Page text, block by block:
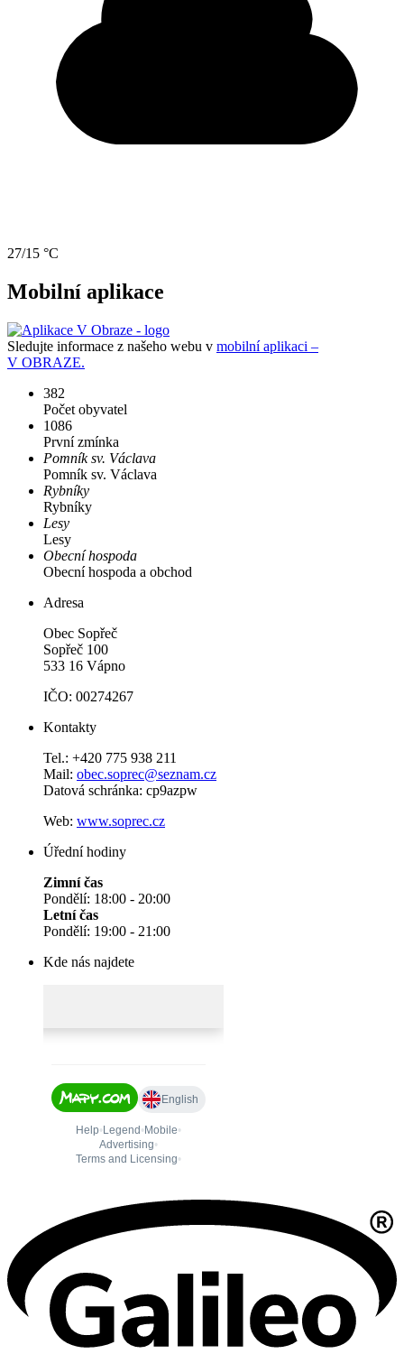
27/15 °C
Mobilní aplikace
Sledujte informace z našeho webu v mobilní aplikaci –
V OBRAZE.
382
Počet obyvatel
1086
První zmínka
Pomník sv. Václava
Pomník sv. Václava
Rybníky
Rybníky
Lesy
Lesy
Obecní hospoda
Obecní hospoda a obchod
Adresa
Obec Sopřeč
Sopřeč 100
533 16 Vápno
IČO: 00274267
Kontakty
Tel.: +420 775 938 211
Mail: obec.soprec@seznam.cz
Datová schránka: cp9azpw
Web: www.soprec.cz
Úřední hodiny
Zimní čas
Pondělí: 18:00 - 20:00
Letní čas
Pondělí: 19:00 - 21:00
Kde nás najdete